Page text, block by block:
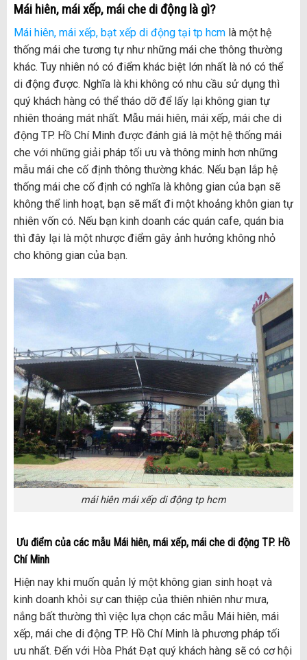
Mái hiên, mái xếp, mái che di động là gì?
Mái hiên, mái xếp, bạt xếp di động tại tp hcmlà một hệ
thống mái che tương tự như những mái che thông thường
khác. Tuy nhiên nó có điểm khác biệt lớn nhất là nó có thể
di động được. Nghĩa là khi không có nhu cầu sử dụng thì
quý khách hàng có thể tháo dỡ để lấy lại không gian tự
nhiên thoáng mát nhất. Mẫu mái hiên, mái xếp, mái che di
động TP. Hồ Chí Minh được đánh giá là một hệ thống mái
che với những giải pháp tối ưu và thông minh hơn những
mẫu mái che cố định thông thường khác. Nếu bạn lắp hệ
thống mái che cố định có nghĩa là không gian của bạn sẽ
không thể linh hoạt, bạn sẽ mất đi một khoảng khôn gian tự
nhiên vốn có. Nếu bạn kinh doanh các quán cafe, quán bia
thì đây lại là một nhược điểm gây ảnh hưởng không nhỏ
cho không gian của bạn.
mái hiên mái xếp di động tp hcm
Ưu điểm của các mẫu Mái hiên, mái xếp, mái che di động TP. Hồ
Chí Minh
Hiện nay khi muốn quản lý một không gian sinh hoạt và
kinh doanh khỏi sự can thiệp của thiên nhiên như mưa,
nắng bất thường thì việc lựa chọn các mẫu Mái hiên, mái
xếp, mái che di động TP. Hồ Chí Minh là phương pháp tối
ưu nhất. Đến với Hòa Phát Đạt quý khách hàng sẽ có cơ hội